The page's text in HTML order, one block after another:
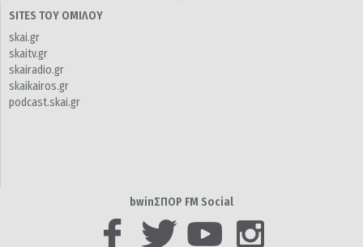
SITES ΤΟΥ ΟΜΙΛΟΥ
skai.gr
skaitv.gr
skairadio.gr
skaikairos.gr
podcast.skai.gr
bwinΣΠΟΡ FM Social